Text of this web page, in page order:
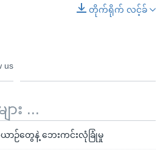
တိုက်ရိုက် လင့်ခ်
us
း ...
ေယာဉ်တွေနဲ့ ဘေးကင်းလုံခြုံမှု